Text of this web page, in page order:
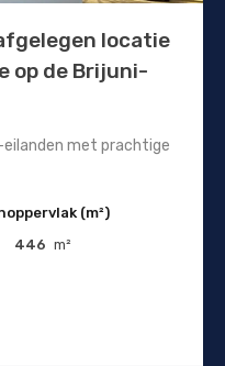
locatie
op de Brijuni-
met prachtige
(m²)
446 m²